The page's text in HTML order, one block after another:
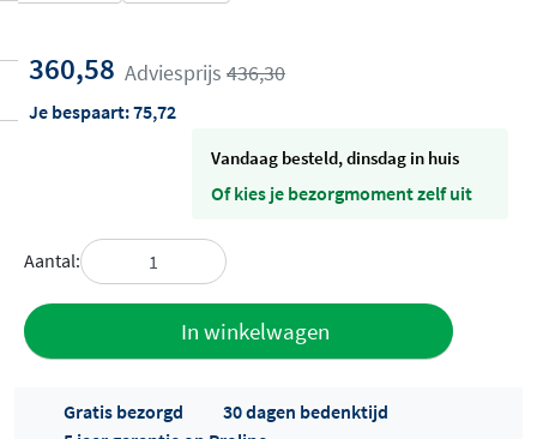
360,58 Adviesprijs 436,30
Je bespaart:75,72
vandaag besteld, dinsdag in huis
Of kies je bezorgmoment zelf uit
Aantal:
In winkelwagen
Gratis bezorgd
30 dagen bedenktijd